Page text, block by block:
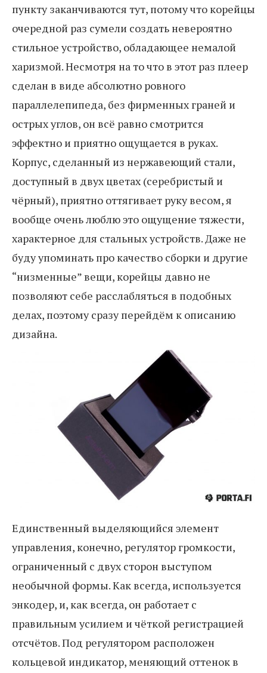
пункту заканчиваются тут, потому что корейцы
очередной раз сумели создать невероятно
стильное устройство, обладающее немалой
харизмой. Несмотря на то что в этот раз плеер
сделан в виде абсолютно ровного
параллелепипеда, без фирменных граней и
острых углов, он всё равно смотрится
эффектно и приятно ощущается в руках.
Корпус, сделанный из нержавеющий стали,
доступный в двух цветах (серебристый и
чёрный), приятно оттягивает руку весом, я
вообще очень люблю это ощущение тяжести,
характерное для стальных устройств. Даже не
буду упоминать про качество сборки и другие
“низменные” вещи, корейцы давно не
позволяют себе расслабляться в подобных
делах, поэтому сразу перейдём к описанию
дизайна.
Единственный выделяющийся элемент
управления, конечно, регулятор громкости,
ограниченный с двух сторон выступом
необычной формы. Как всегда, используется
энкодер, и, как всегда, он работает с
правильным усилием и чёткой регистрацией
отсчётов. Под регулятором расположен
кольцевой индикатор, меняющий оттенок в